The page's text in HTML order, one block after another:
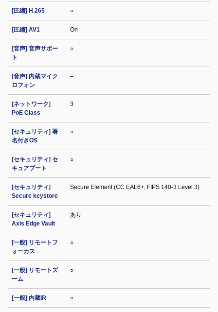
[圧縮] H.265 ○
[圧縮] AV1 On
[音声] 音声サポー
ト
○
[音声] 内蔵マイク
ロフォン
–
[ネットワーク]
PoE Class
3
[セキュリティ] 署
名付きOS
○
[セキュリティ] セ
キュアブート
○
[セキュリティ]
Secure keystore
Secure Element (CC EAL6+, FIPS 140-3 Level 3)
[セキュリティ]
Axis Edge Vault
あり
[一般] リモートフ
ォーカス
○
[一般] リモートズ
ーム
○
[一般] 内蔵IR ○